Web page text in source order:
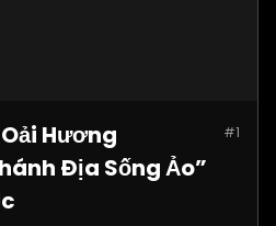
#1
Hương
Địa Sống Ảo”